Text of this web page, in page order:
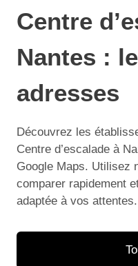
Centre
Nantes :
adresses
Découvrez les
Centre d’escalade à
Google Maps. Utilisez
comparer rapidement
adaptée à vos attentes.